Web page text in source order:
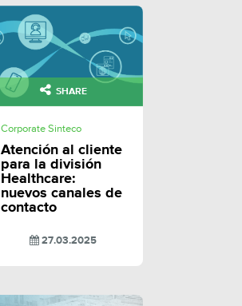
SHARE
Corporate Sinteco
Atención al cliente
para la división
Healthcare:
nuevos canales de
contacto
27.03.2025